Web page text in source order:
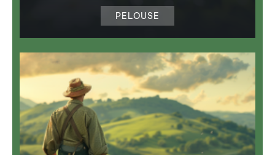
PELOUSE